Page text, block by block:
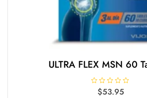
ULTRA FLEX MSN 60
$53.95